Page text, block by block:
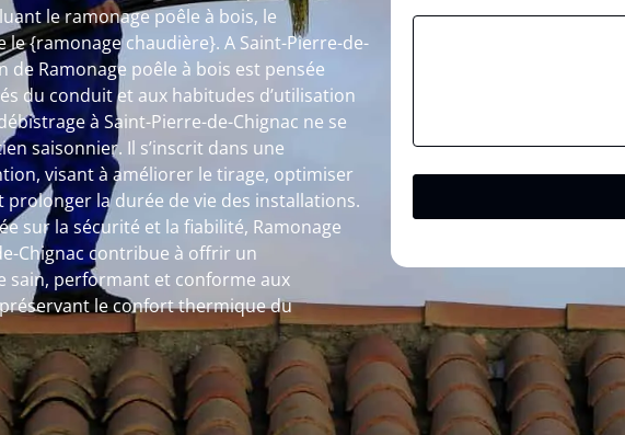
le ramonage poêle à bois, le
{ramonage chaudière}. A Saint-Pierre-de-
de Ramonage poêle à bois est pensée
du conduit et aux habitudes d’utilisation
à Saint-Pierre-de-Chignac ne se
saisonnier. Il s’inscrit dans une
visant à améliorer le tirage, optimiser
la durée de vie des installations.
sur la sécurité et la fiabilité, Ramonage
Chignac contribue à offrir un
sain, performant et conforme aux
le confort thermique du